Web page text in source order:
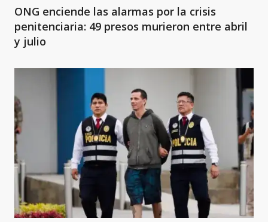
ONG enciende las alarmas por la crisis
penitenciaria: 49 presos murieron entre abril
y julio